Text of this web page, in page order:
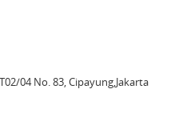
04 No. 83, Cipayung,Jakarta